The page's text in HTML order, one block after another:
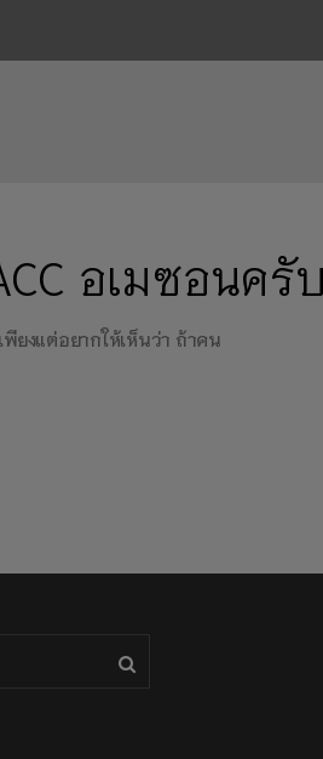
อเมซอนครับ
ยงแต่อยากให้เห็นว่า ถ้าคน